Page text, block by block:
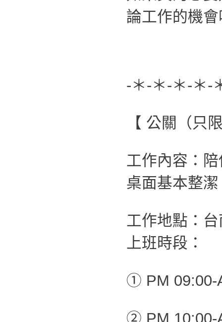
論工作的機
-＊-＊-＊-＊-
【 公關（只
工作內容：
桌面基本整潔
工作地點：
上班時段：
① PM 09:00-
② PM 10:00-